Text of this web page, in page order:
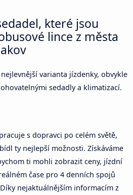
které jsou
lince z města
nejlevnější varianta jízdenky, obvykle
sedadly a klimatizací.
s dopravci po celém světě,
ty nejlepší možnosti. Získáváme
ti mohli zobrazit ceny, jízdní
čase pro 4 denních spojů
nejaktuálnějším informacím z